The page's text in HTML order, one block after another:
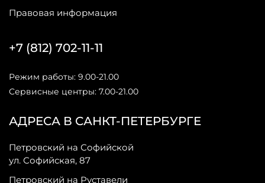
Правовая информация
АДРЕСА В САНКТ-ПЕТЕРБУРГЕ
Петровский на Софийской
ул. Софийская, 87
Петровский на Руставели
+7 (812) 702-11-11
Режим работы: 9.00-21.00
Сервисные центры: 7.00-21.00